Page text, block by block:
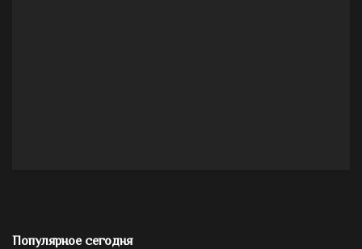
Популярное сегодня